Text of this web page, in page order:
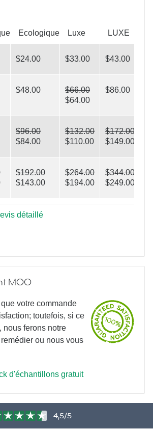
Ecologique Luxe LUXE
$24.00 $33.00 $43.00
$48.00
$66.00
$64.00
$86.00
$96.00
$84.00
$132.00
$110.00
$172.00
$149.00
$192.00
$143.00
$264.00
$194.00
$344.00
$249.00
détaillé
MOO
votre commande
toutefois, si ce
nous ferons notre
ou nous vous
d'échantillons gratuit
4,5/5